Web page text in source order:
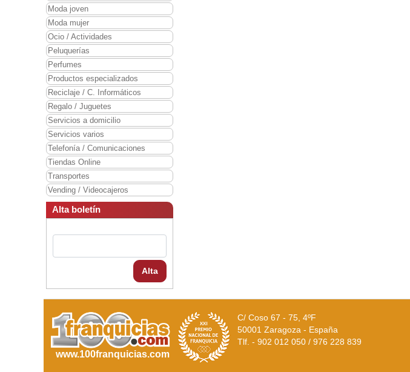
Moda joven
Moda mujer
Ocio / Actividades
Peluquerías
Perfumes
Productos especializados
Reciclaje / C. Informáticos
Regalo / Juguetes
Servicios a domicilio
Servicios varios
Telefonía / Comunicaciones
Tiendas Online
Transportes
Vending / Videocajeros
Alta boletín
Alta
www.100franquicias.com
C/ Coso 67 - 75, 4ºF
50001 Zaragoza - España
Tlf. - 902 012 050 / 976 228 839